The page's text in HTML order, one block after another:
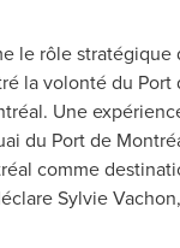
le rôle
la volonté du
Une
du Port de
comme
Sylvie Vachon